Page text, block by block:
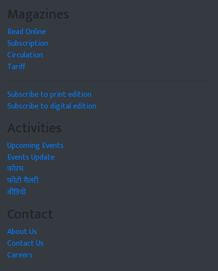
Magazines
Read Online
Subscription
Circulation
Tariff
Subscribe to print edition
Subscribe to digital edition
Activities
Upcoming Events
Events Update
फोरम
फोटो गैलरी
वीडियो
Contact
About Us
Contact Us
Careers